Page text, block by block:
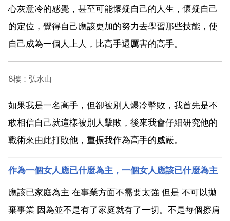
心灰意冷的感覺，甚至可能懷疑自己的人生，懷疑自己
的定位，覺得自己應該更加的努力去學習那些技能，使
自己成為一個人上人，比高手還厲害的高手。
8樓：弘水山
如果我是一名高手，但卻被別人爆冷擊敗，我首先是不
敢相信自己就這樣被別人擊敗，後來我會仔細研究他的
戰術來由此打敗他，重振我作為高手的威嚴。
作為一個女人應已什麼為主，一個女人應該已什麼為主
應該已家庭為主 在事業方面不需要太強 但是 不可以拋
棄事業 因為並不是有了家庭就有了一切。不是每個擦肩